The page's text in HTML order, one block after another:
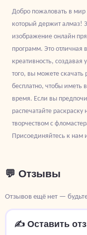
Добро пожаловать в
который держит алмаз!
изображение онлайн
программ. Это отличная
креативность,
того, вы можете скачать
бесплатно, чтобы иметь
время. Если вы
распечатайте
творчеством с
Присоединяйтесь к нам
💬 Отзывы
Отзывов ещё нет —
✍️ Оставить